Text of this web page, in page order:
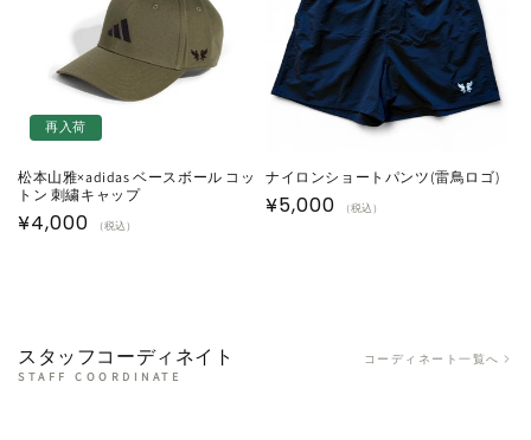
再入荷
松本山雅×adidas ベースボール コッ
トン 刺繍キャップ
通
¥4,000 （税込）
ナイロンショートパンツ(雷鳥ロゴ)
通
¥5,000 （税込）
スタッフコーディネイト
STAFF COORDINATE
コーディネート一覧へ